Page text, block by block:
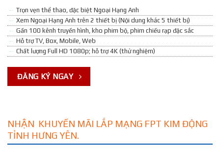
Trọn vẹn thể thao, đặc biệt Ngoại Hạng Anh
Xem Ngoại Hạng Anh trên 2 thiết bị (Nội dung khác 5 thiết bị)
Gần 100 kênh truyền hình, kho phim bộ, phim chiếu rạp đặc sắc
Hỗ trợ TV, Box, Mobile, Web
Chất lượng Full HD 1080p; hỗ trợ 4K (thử nghiệm)
ĐĂNG KÝ NGAY
NHẬN KHUYẾN MÃI LẮP MẠNG FPT KIM ĐỘNG
TỈNH HƯNG YÊN.